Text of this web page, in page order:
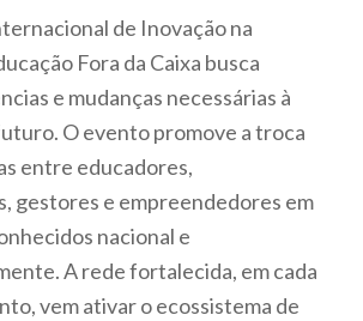
de Inovação na
Fora da Caixa busca
e mudanças necessárias à
O evento promove a troca
entre educadores,
gestores e empreendedores em
nacional e
A rede fortalecida, em cada
vem ativar o ecossistema de